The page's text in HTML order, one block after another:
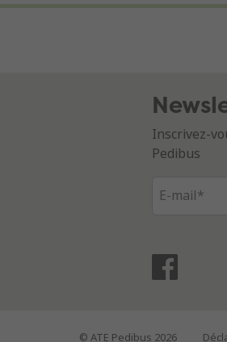
Inscrivez-
Pedibus
© ATE Pedibus 2026